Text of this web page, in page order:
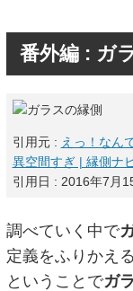
番外編 : ガ
引用元 : えっ！なん
異空間すぎ | 縁側ナ
引用日 : 2016年7月
調べていく中で
定義をふりかえ
ということでガ